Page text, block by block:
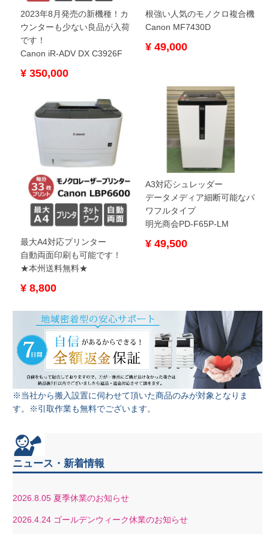
2023年8月発売の新機種！カ
ウンターも少ない良品が入荷
です！
Canon iR-ADV DX C3926F
¥ 350,000
根強い人気のモノクロ複合機
Canon MF7430D
¥ 49,000
最大A4対応プリンター
自動両面印刷も可能です！
★本州送料無料★
¥ 8,800
A3対応シュレッダー
データメディア細断可能なパ
ワフルタイプ
明光商会PD-F65P-LM
¥ 49,500
※当社から搬入設置に伺わせて頂いた商品のみが対象となりま
す。※引取作業も無料でございます。
ニュース・新着情報
2026.8.05 夏季休業のお知らせ
2026.4.24 ゴールデンウィーク休業のお知らせ